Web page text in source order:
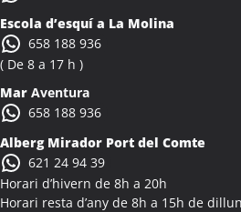
Activitats Família Amics Alcanar
Colònies Escolars Alcanar
Activitats Família Amics Alcanó
Activitats Teambuilding Empreses
Activitats Família Amics Alcarràs
Colònies Escolars Alcarràs
Escola d’esquí a La Molina
658 188 936
( De 8 a 17 h )
Mar Aventura
658 188 936
Alberg Mirador Port del Comte
621 24 94 39
Horari d’hivern de 8h a 20h
Horari resta d’any de 8h a 15h de